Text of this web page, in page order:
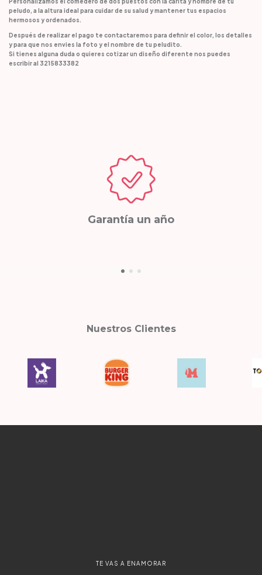
peludo, a la altura ideal para cuidar de su salud y mantener tus espacios
hermosos y ordenados.
Después de realizar el pago te contactaremos para definir el color, los detalles
y para que nos envies la foto y el nombre de tu peludito.
Si tienes alguna duda o quieres cotizar un diseño diferente nos puedes
escribir al 3215833382
Garantía un año
Nuestros Clientes
TE VAS A ENAMORAR